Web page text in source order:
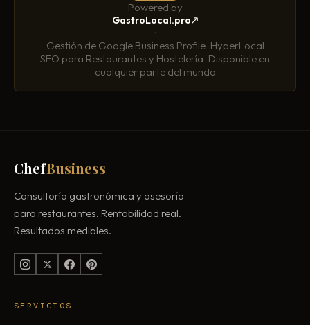
Powered by
GastroLocal.pro
·
Gestión de Google Business Profile · HyperLocal
SEO para Restaurantes y Hostelería · Disponible en
cualquier parte del mundo
ChefBusiness
Consultoría gastronómica y asesoría
para restaurantes. Rentabilidad real.
Resultados medibles.
SERVICIOS